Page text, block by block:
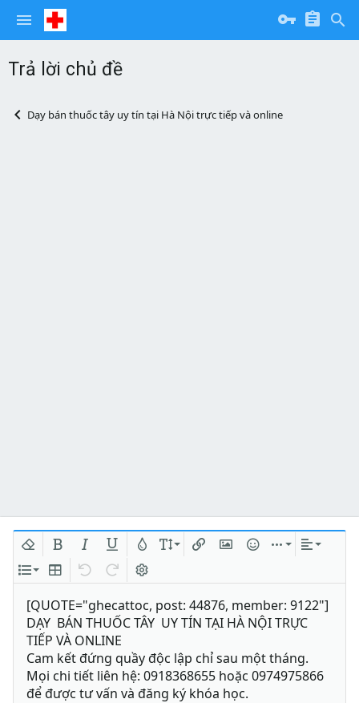
Trả lời chủ đề
Dạy bán thuốc tây uy tín tại Hà Nội trực tiếp và online
Xóa định dạng
In đậmIn nghiêng
Gạch chân
Màu chữ
Danh sách
Insert table
Quay lại
Làm lạiBật/tắt BB code
[QUOTE="ghecattoc, post: 44876, member: 9122"]
DẠY BÁN THUỐC TÂY UY TÍN TẠI HÀ NỘI TRỰC
TIẾP VÀ ONLINE
Cam kết đứng quầy độc lập chỉ sau một tháng.
Mọi chi tiết liên hệ: 0918368655 hoặc 0974975866
để được tư vấn và đăng ký khóa học.